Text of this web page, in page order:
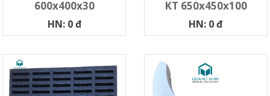
600x400x30
HN: 0 đ
KT 650x450x100
HN: 0 đ